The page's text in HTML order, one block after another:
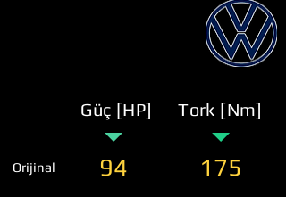
Güç [HP] Tork [Nm]
Orijinal 94 175